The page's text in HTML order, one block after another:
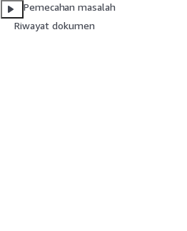
Pemecahan masalah
Riwayat dokumen